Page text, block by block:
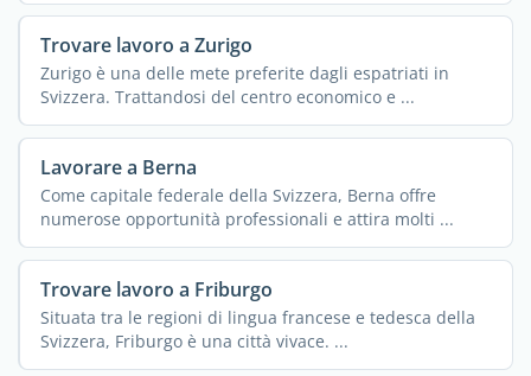
Trovare lavoro a Zurigo
Zurigo è una delle mete preferite dagli espatriati in
Svizzera. Trattandosi del centro economico e ...
Lavorare a Berna
Come capitale federale della Svizzera, Berna offre
numerose opportunità professionali e attira molti ...
Trovare lavoro a Friburgo
Situata tra le regioni di lingua francese e tedesca della
Svizzera, Friburgo è una città vivace. ...